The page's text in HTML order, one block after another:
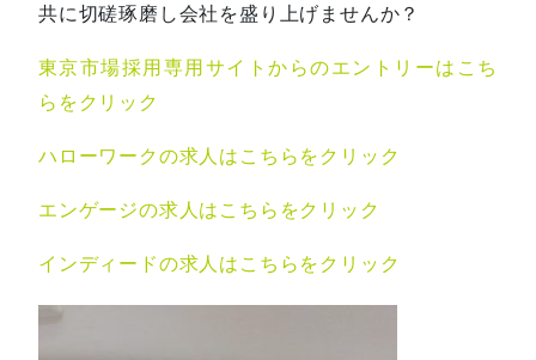
共に切磋琢磨し会社を盛り上げませんか？
東京市場採用専用サイトからのエントリーはこち
らをクリック
ハローワークの求人はこちらをクリック
エンゲージの求人はこちらをクリック
インディードの求人はこちらをクリック